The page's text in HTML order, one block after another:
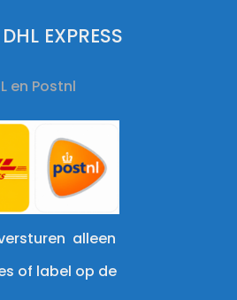
EXPRESS
en Postnl
alleen
of label op de